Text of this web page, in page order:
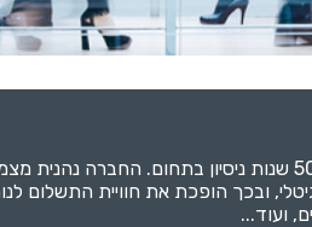
חברת ישראכרט היא חברת כרטיסי האשראי הגדולה
ובכך הופכת את חוויית התשלום
ועוד...